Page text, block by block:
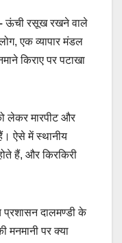
ऊंची रसूख रखने वाले
एक व्यापार मंडल
किराए पर पटाखा
लेकर मारपीट और
ऐसे में स्थानीय
हैं, और किरकिरी
प्रशासन दालमण्डी के
मनमानी पर क्या